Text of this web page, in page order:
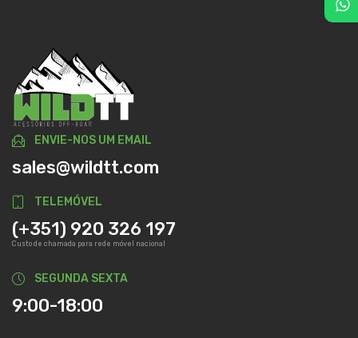
ENVIE-NOS UM EMAIL
sales@wildtt.com
TELEMÓVEL
(+351) 920 326 197
Custo de chamada para rede móvel nacional
SEGUNDA SEXTA
9:00-18:00